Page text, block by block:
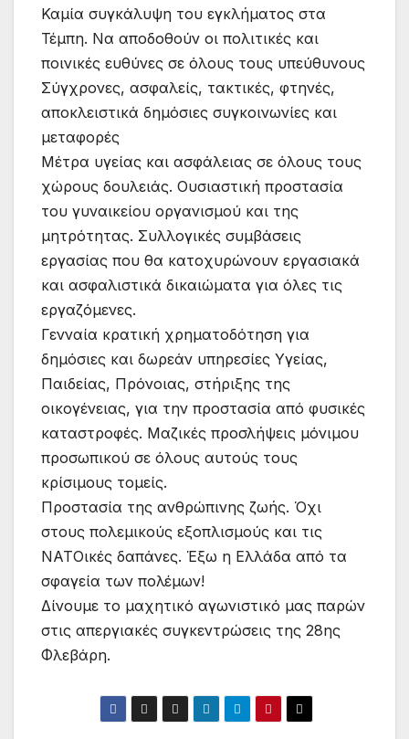
Καμία συγκάλυψη του εγκλήματος στα
Τέμπη. Να αποδοθούν οι πολιτικές και
ποινικές ευθύνες σε όλους τους υπεύθυνους
Σύγχρονες, ασφαλείς, τακτικές, φτηνές,
αποκλειστικά δημόσιες συγκοινωνίες και
μεταφορές
Μέτρα υγείας και ασφάλειας σε όλους τους
χώρους δουλειάς. Ουσιαστική προστασία
του γυναικείου οργανισμού και της
μητρότητας. Συλλογικές συμβάσεις
εργασίας που θα κατοχυρώνουν εργασιακά
και ασφαλιστικά δικαιώματα για όλες τις
εργαζόμενες.
Γενναία κρατική χρηματοδότηση για
δημόσιες και δωρεάν υπηρεσίες Υγείας,
Παιδείας, Πρόνοιας, στήριξης της
οικογένειας, για την προστασία από φυσικές
καταστροφές. Μαζικές προσλήψεις μόνιμου
προσωπικού σε όλους αυτούς τους
κρίσιμους τομείς.
Προστασία της ανθρώπινης ζωής. Όχι
στους πολεμικούς εξοπλισμούς και τις
ΝΑΤΟικές δαπάνες. Έξω η Ελλάδα από τα
σφαγεία των πολέμων!
Δίνουμε το μαχητικό αγωνιστικό μας παρών
στις απεργιακές συγκεντρώσεις της 28ης
Φλεβάρη.